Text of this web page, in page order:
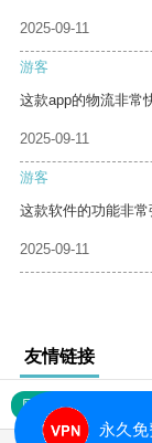
2025-09-11
游客
这款app的物流非常
2025-09-11
游客
这款软件的功能非常
2025-09-11
友情链接
网站地图
永久